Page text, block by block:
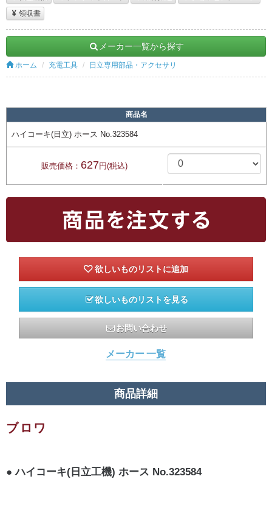
領収書
メーカー一覧から探す
ホーム 充電工具 日立専用部品・アクセサリ
商品名
ハイコーキ(日立) ホース No.323584
販売価格： 627円(税込)
欲しいものリストを見る
お問い合わせ
メーカー 一覧
商品詳細
ブロワ
ハイコーキ(日立工機) ホース No.323584